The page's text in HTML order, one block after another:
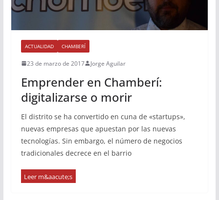
ACTUALIDAD CHAMBERÍ
23 de marzo de 2017 Jorge Aguilar
Emprender en Chamberí:
digitalizarse o morir
El distrito se ha convertido en cuna de «startups»,
nuevas empresas que apuestan por las nuevas
tecnologías. Sin embargo, el número de negocios
tradicionales decrece en el barrio